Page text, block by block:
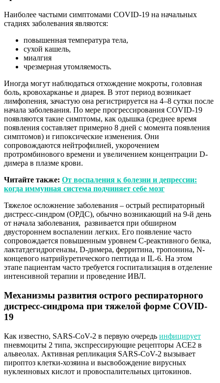
Наиболее частыми симптомами COVID-19 на начальных
стадиях заболевания являются:
повышенная температура тела,
сухой кашель,
миалгия
чрезмерная утомляемость.
Иногда могут наблюдаться отхождение мокроты, головная
боль, кровохарканье и диарея. В этот период возникает
лимфопения, зачастую она регистрируется на 4–8 сутки после
начала заболевания. По мере прогрессирования COVID-19
появляются такие симптомы, как одышка (среднее время
появления составляет примерно 8 дней с момента появления
симптомов) и гипоксические изменения. Они
сопровождаются нейтрофилией, укорочением
протромбинового времени и увеличением концентрации D-
димера в плазме крови.
Читайте также: От воспаления к болезни и депрессии:
когда иммунная система подчиняет себе мозг
Тяжелое осложнение заболевания – острый респираторный
дистресс-синдром (ОРДС), обычно возникающий на 9-й день
от начала заболевания, развивается при обширном
двустороннем воспалении легких. Его появление часто
сопровождается повышенным уровнем С-реактивного белка,
лактатдегидрогеназы, D-димера, ферритина, тропонина, N-
концевого натрийуретического пептида и IL-6. На этом
этапе пациентам часто требуется госпитализация в отделение
интенсивной терапии и проведение ИВЛ.
Механизмы развития острого респираторного
дистресс-синдрома при тяжелой форме COVID-
19
Как известно, SARS-CoV-2 в первую очередь инфицирует
пневмоциты 2 типа, экспрессирующие рецепторы ACE2 в
альвеолах. Активная репликация SARS-CoV-2 вызывает
пироптоз клетки-хозяина и высвобождение вирусных
нуклеиновых кислот и провоспалительных цитокинов.